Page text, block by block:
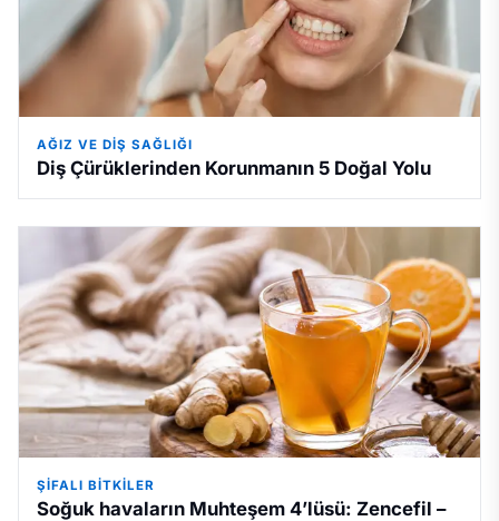
AĞIZ VE DIŞ SAĞLIĞI
Diş Çürüklerinden Korunmanın 5 Doğal Yolu
ŞIFALI BITKILER
Soğuk havaların Muhteşem 4’lüsü: Zencefil –